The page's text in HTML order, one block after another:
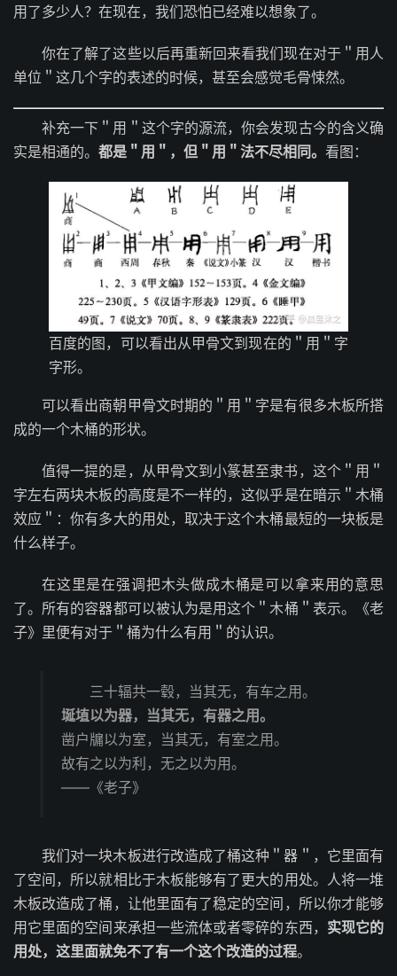
用了多少人？在现在，我们恐怕已经难以想象了。
你在了解了这些以后再重新回来看我们现在对于＂用人
单位＂这几个字的表述的时候，甚至会感觉毛骨悚然。
补充一下＂用＂这个字的源流，你会发现古今的含义确
实是相通的。 都是＂用＂，但＂用＂法不尽相同。 看图：
百度的图，可以看出从甲骨文到现在的＂用＂字
字形。
可以看出商朝甲骨文时期的＂用＂字是有很多木板所搭
成的一个木桶的形状。
值得一提的是，从甲骨文到小篆甚至隶书，这个＂用＂
字左右两块木板的高度是不一样的，这似乎是在暗示＂木桶
效应＂：你有多大的用处，取决于这个木桶最短的一块板是
什么样子。
在这里是在强调把木头做成木桶是可以拿来用的意思
了。所有的容器都可以被认为是用这个＂木桶＂表示。《老
子》里便有对于＂桶为什么有用＂的认识。
三十辐共一毂，当其无，有车之用。
埏埴以为器，当其无，有器之用。
凿户牖以为室，当其无，有室之用。
故有之以为利，无之以为用。
——《老子》
我们对一块木板进行改造成了桶这种＂器＂，它里面有
了空间，所以就相比于木板能够有了更大的用处。人将一堆
木板改造成了桶，让他里面有了稳定的空间，所以你才能够
用它里面的空间来承担一些流体或者零碎的东西， 实现它的
用处，这里面就免不了有一个这个改造的过程。